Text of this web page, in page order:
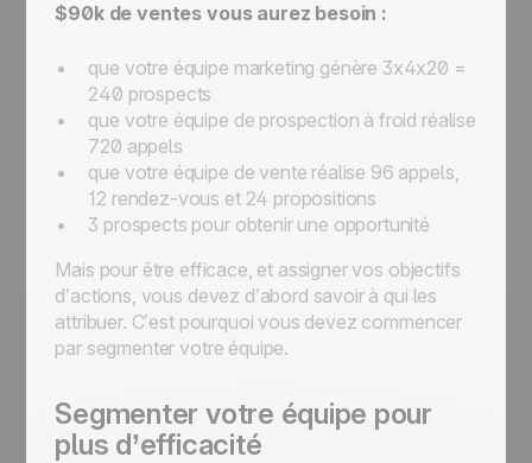
$90k de ventes vous aurez besoin :
que votre équipe marketing génère 3x4x20 =
240 prospects
que votre équipe de prospection à froid réalise
720 appels
que votre équipe de vente réalise 96 appels,
12 rendez-vous et 24 propositions
3 prospects pour obtenir une opportunité
Mais pour être efficace, et assigner vos objectifs
d’actions, vous devez d’abord savoir à qui les
attribuer. C’est pourquoi vous devez commencer
par segmenter votre équipe.
Segmenter votre équipe pour
plus d’efficacité